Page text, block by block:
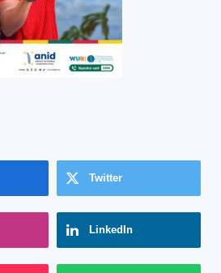
Twitter
LinkedIn